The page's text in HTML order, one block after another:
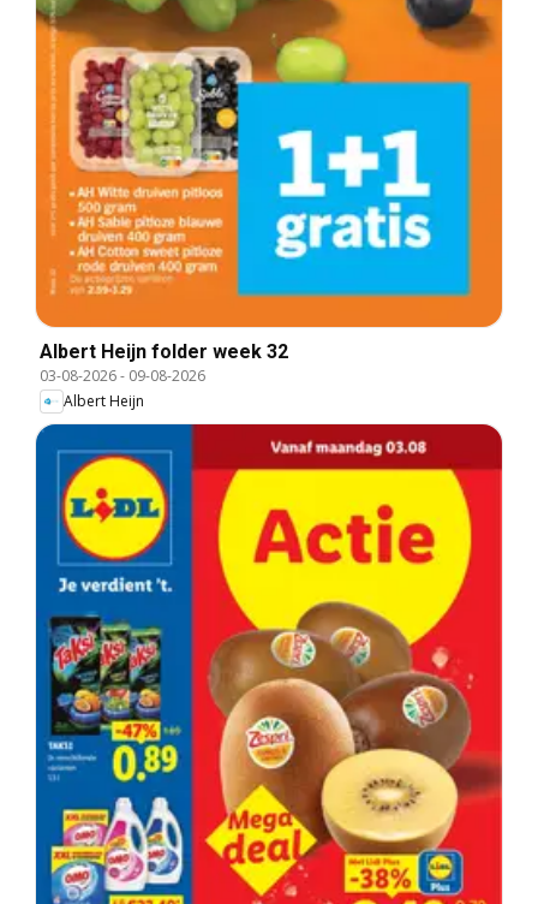
Albert Heijn folder week 32
03-08-2026- 09-08-2026
Albert Heijn